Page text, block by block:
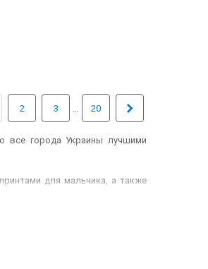
2 3 20
все города Украины лучшими
для мальчика, а также
отсортировать предложения